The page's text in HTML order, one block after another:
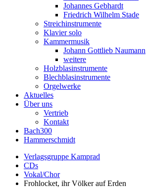
Johannes Gebhardt
Friedrich Wilhelm Stade
Streichinstrumente
Klavier solo
Kammermusik
Johann Gottlieb Naumann
weitere
Holzblasinstrumente
Blechblasinstrumente
Orgelwerke
Aktuelles
Über uns
Vertrieb
Kontakt
Bach300
Hammerschmidt
Verlagsgruppe Kamprad
CDs
Vokal/Chor
Frohlocket, ihr Völker auf Erden